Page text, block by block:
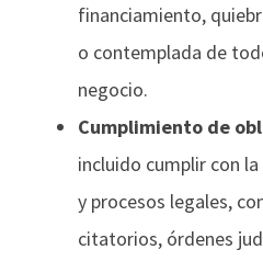
financiamiento,
o contemplada de
negocio.
Cumplimiento de
incluido cumplir con
y procesos legales,
citatorios, órdenes